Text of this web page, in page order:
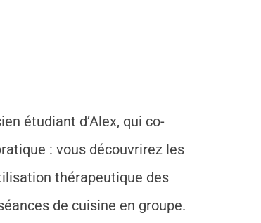
étudiant d’Alex, qui co-
: vous découvrirez les
thérapeutique des
de cuisine en groupe.